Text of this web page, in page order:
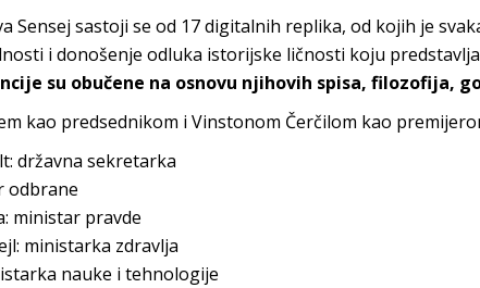
Sensej sastoji se od 17 digitalnih replika, od kojih je
i donošenje odluka istorijske ličnosti koju
su obučene na osnovu njihovih spisa, filozofija,
kao predsednikom i Vinstonom Čerčilom kao
državna sekretarka
odbrane
ministar pravde
ministarka zdravlja
nauke i tehnologije